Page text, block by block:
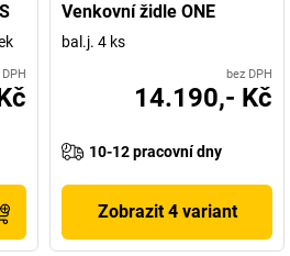
Venkovní židle ONE
bal.j. 4 ks
bez DPH
14.190,- Kč
10-12 pracovní dny
Zobrazit 4 variant